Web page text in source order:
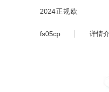
fs05cp -2024正
2024正规欧
洲杯平
fs05cp 详情